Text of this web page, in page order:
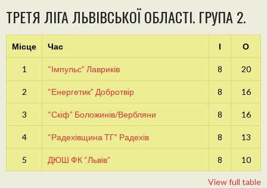
ТРЕТЯ ЛІГА ЛЬВІВСЬКОЇ ОБЛАСТІ. ГРУПА 2.
Місце Час І О
1 “Імпульс” Лавриків 8 20
2 “Енергетик” Добротвір 8 16
3 “Скіф” Боложинів/Вербляни 8 16
4 “Радехівщина ТГ” Радехів 8 13
5 ДЮШ ФК “Львів” 8 10
View full table